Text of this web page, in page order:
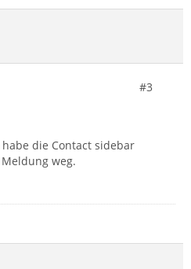
#3
die Contact sidebar
weg.